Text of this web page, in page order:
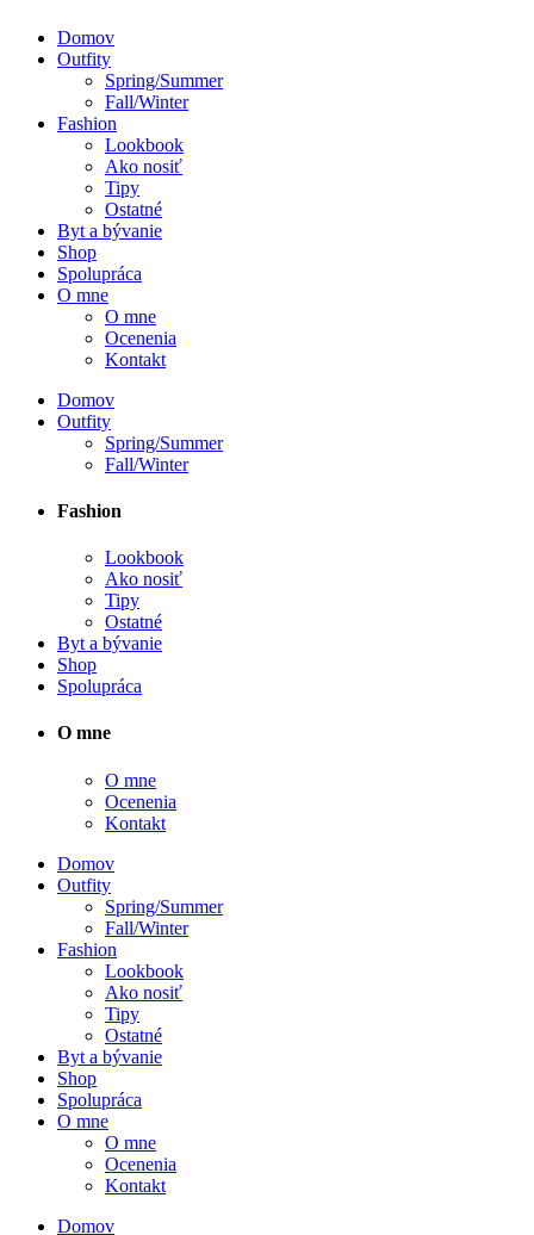
Domov
Outfity
Spring/Summer
Fall/Winter
Fashion
Lookbook
Ako nosiť
Tipy
Ostatné
Byt a bývanie
Shop
Spolupráca
O mne
O mne
Ocenenia
Kontakt
Domov
Outfity
Spring/Summer
Fall/Winter
Fashion
Lookbook
Ako nosiť
Tipy
Ostatné
Byt a bývanie
Shop
Spolupráca
O mne
O mne
Ocenenia
Kontakt
Domov
Outfity
Spring/Summer
Fall/Winter
Fashion
Lookbook
Ako nosiť
Tipy
Ostatné
Byt a bývanie
Shop
Spolupráca
O mne
O mne
Ocenenia
Kontakt
Domov